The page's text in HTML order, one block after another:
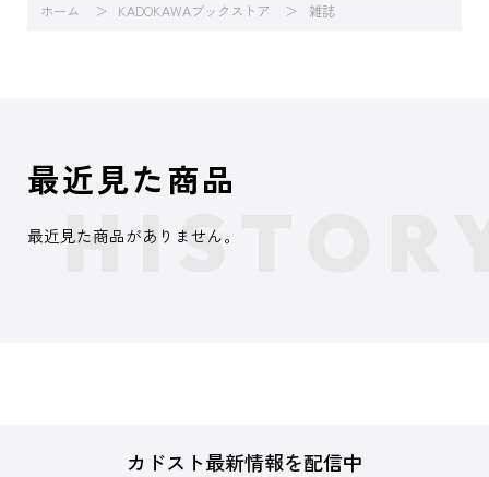
ホーム KADOKAWAブックストア 雑誌
最近見た商品
最近見た商品がありません。
カドスト最新情報を配信中